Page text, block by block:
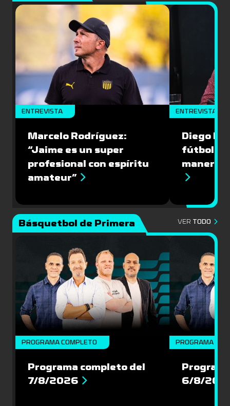
ENTREVISTA
Marcelo Rodríguez:
“Jaime es un super
profesional con espíritu
amateur”
ENTREVISTA
Diego
fútbol
manera
Básquetbol de Primera VER TODO
PROGRAMA COMPLETO
Programa completo del
7/8/2026
PROGRAMA
6/8/